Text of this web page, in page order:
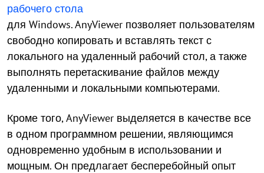
рабочего стола
для Windows. AnyViewer позволяет пользователям
свободно копировать и вставлять текст с
локального на удаленный рабочий стол, а также
выполнять перетаскивание файлов между
удаленными и локальными компьютерами.
Кроме того, AnyViewer выделяется в качестве все
в одном программном решении, являющимся
одновременно удобным в использовании и
мощным. Он предлагает бесперебойный опыт